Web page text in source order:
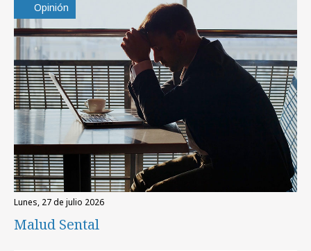
Opinión
lunes, 27 de julio 2026
Malud Sental